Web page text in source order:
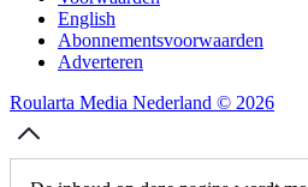
English
Abonnementsvoorwaarden
Adverteren
Roularta Media Nederland © 2026